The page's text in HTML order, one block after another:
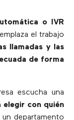
o IVR
el trabajo
llamadas y las
de forma
escucha una
elegir con quién
un departamento